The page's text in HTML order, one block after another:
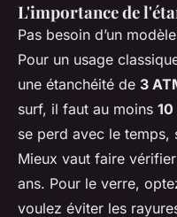
L'importance de
Pas besoin d’un
Pour un usage
une étanchéité de 3
surf, il faut au moins 10
se perd avec le temps,
Mieux vaut faire
ans. Pour le verre,
voulez éviter les